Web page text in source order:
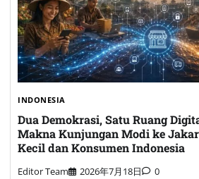
INDONESIA
Dua Demokrasi, Satu Ruang
Makna Kunjungan Modi ke
Kecil dan Konsumen Indonesia
Editor Team 2026年7月18日 0